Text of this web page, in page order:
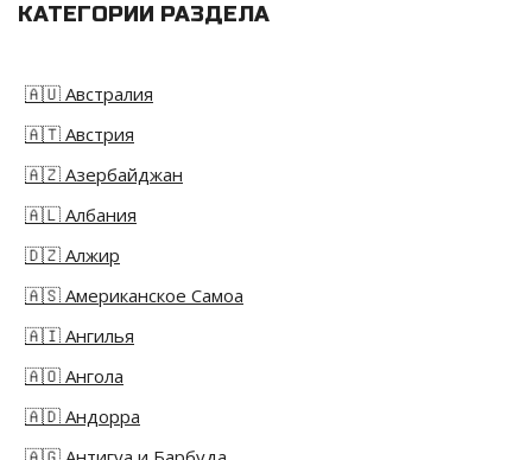
КАТЕГОРИИ РАЗДЕЛА
🇦🇺 Австралия
🇦🇹 Австрия
🇦🇿 Азербайджан
🇦🇱 Албания
🇩🇿 Алжир
🇦🇸 Американское Самоа
🇦🇮 Ангилья
🇦🇴 Ангола
🇦🇩 Андорра